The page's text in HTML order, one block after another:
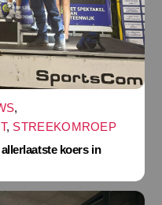
,
, STREEKOMROEP
koers in